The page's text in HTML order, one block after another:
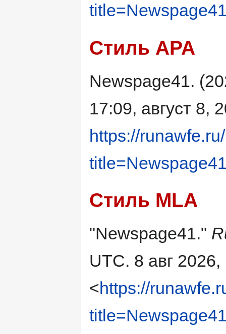
Стиль APA
Newspage41.
17:09, август 8,
https://
Стиль MLA
"Newspage41."
UTC. 8 авг
<https://